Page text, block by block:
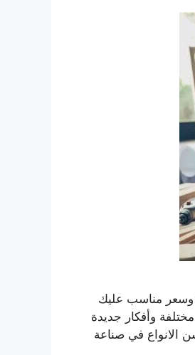
وسعر مناسب عليك
وأفكار جديدة
الانواع في صناعة